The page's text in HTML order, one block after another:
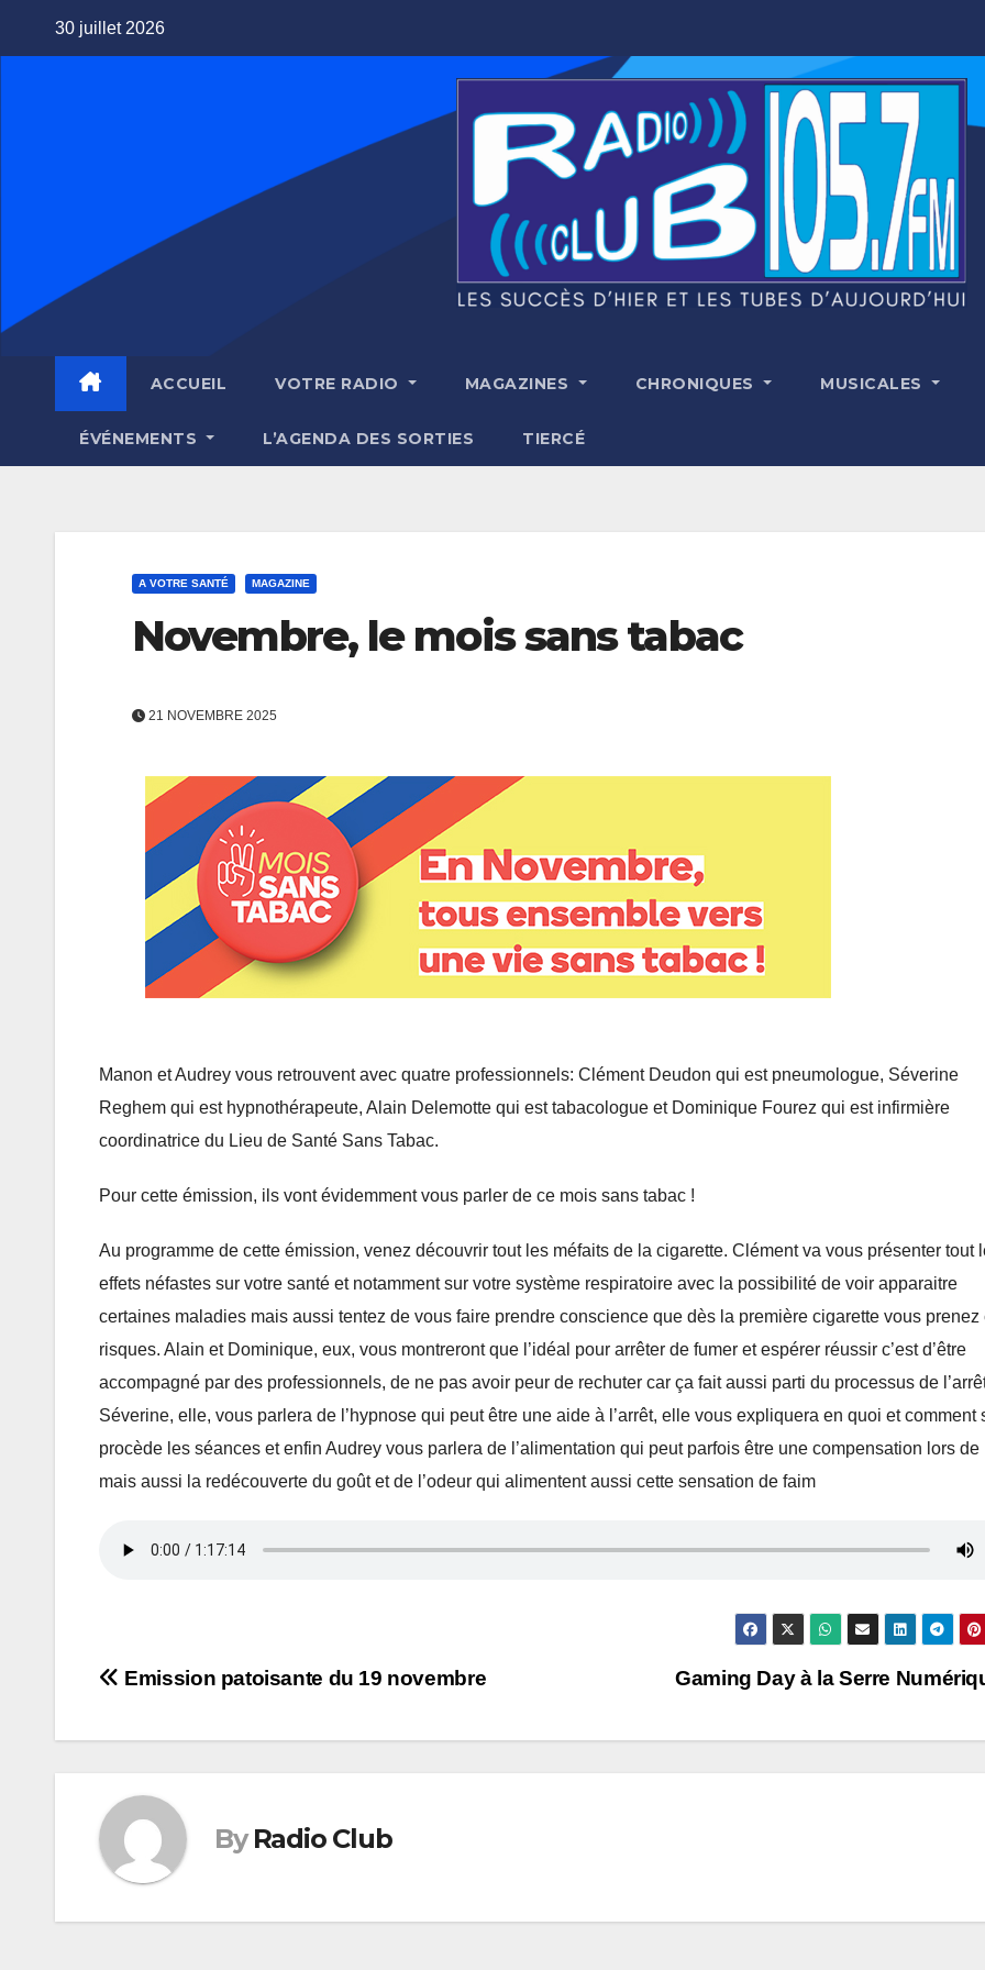
30 juillet 2026
ACCUEIL VOTRE RADIO MAGAZINES CHRONIQUES MUSICALES
ÉVÉNEMENTS L’AGENDA DES SORTIES TIERCÉ
A VOTRE SANTÉ MAGAZINE
Novembre, le mois sans tabac
21 NOVEMBRE 2025
Manon et Audrey vous retrouvent avec quatre professionnels: Clément Deudon qui est pneumologue, Séverine
Reghem qui est hypnothérapeute, Alain Delemotte qui est tabacologue et Dominique Fourez qui est infirmière
coordinatrice du Lieu de Santé Sans Tabac.
Pour cette émission, ils vont évidemment vous parler de ce mois sans tabac !
Au programme de cette émission, venez découvrir tout les méfaits de la cigarette. Clément va vous présenter tout
effets néfastes sur votre santé et notamment sur votre système respiratoire avec la possibilité de voir apparaitre
certaines maladies mais aussi tentez de vous faire prendre conscience que dès la première cigarette vous prenez
risques. Alain et Dominique, eux, vous montreront que l’idéal pour arrêter de fumer et espérer réussir c’est d’être
accompagné par des professionnels, de ne pas avoir peur de rechuter car ça fait aussi parti du processus de
Séverine, elle, vous parlera de l’hypnose qui peut être une aide à l’arrêt, elle vous expliquera en quoi et comment
procède les séances et enfin Audrey vous parlera de l’alimentation qui peut parfois être une compensation lors de
mais aussi la redécouverte du goût et de l’odeur qui alimentent aussi cette sensation de faim
Navigation
de
Gaming Day à la Serre
Emission patoisante du 19 novembre
By Radio Club